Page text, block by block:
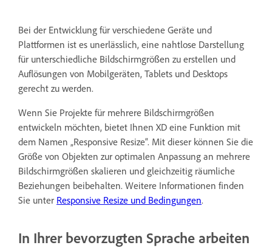
Bei der Entwicklung für verschiedene Geräte und
Plattformen ist es unerlässlich, eine nahtlose Darstellung
für unterschiedliche Bildschirmgrößen zu erstellen und
Auflösungen von Mobilgeräten, Tablets und Desktops
gerecht zu werden.
Wenn Sie Projekte für mehrere Bildschirmgrößen
entwickeln möchten, bietet Ihnen XD eine Funktion mit
dem Namen „Responsive Resize“. Mit dieser können Sie die
Größe von Objekten zur optimalen Anpassung an mehrere
Bildschirmgrößen skalieren und gleichzeitig räumliche
Beziehungen beibehalten. Weitere Informationen finden
Sie unter Responsive Resize und Bedingungen.
In Ihrer bevorzugten Sprache arbeiten